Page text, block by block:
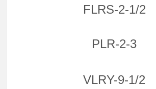
FLRS-2-1/2
PLR-2-3
VLRY-9-1/2